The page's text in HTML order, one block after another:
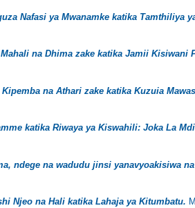
Nafasi ya Mwanamke katika Tamthiliya
na Dhima zake katika Jamii Kisiwani
na Athari zake katika Kuzuia
katika Riwaya ya Kiswahili: Joka La
ndege na wadudu jinsi yanavyoakisiwa
Njeo na Hali katika Lahaja ya Kitumbatu.